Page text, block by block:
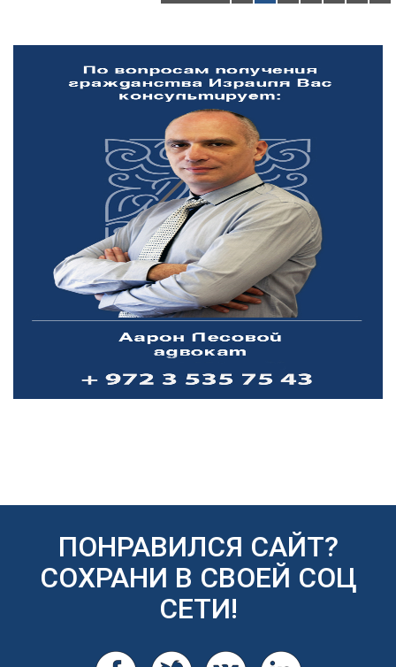
ПОНРАВИЛСЯ САЙТ?
СОХРАНИ В СВОЕЙ СОЦ
СЕТИ!